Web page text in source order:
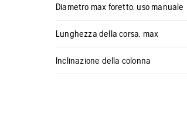
Diametro max foretto, uso manuale
Lunghezza della corsa, max
Inclinazione della colonna